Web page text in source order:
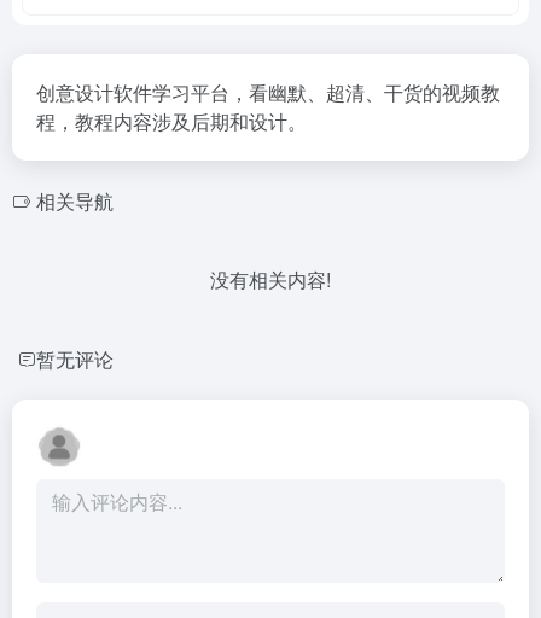
创意设计软件学习平台，看幽默、超清、干货的视频教
程，教程内容涉及后期和设计。
相关导航
没有相关内容!
暂无评论